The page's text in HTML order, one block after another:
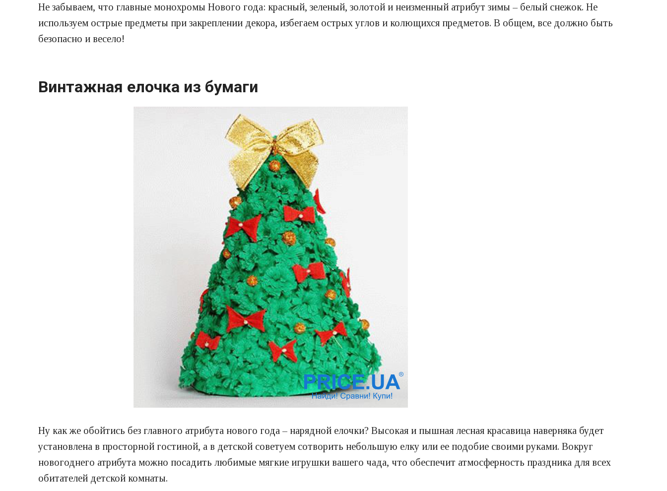
Не забываем, что главные монохромы Нового года: красный, зеленый, золотой и неизменный атрибут зимы – белый снежок. Не
используем острые предметы при закреплении декора, избегаем острых углов и колющихся предметов. В общем, все должно быть
безопасно и весело!
Винтажная елочка из бумаги
Ну как же обойтись без главного атрибута нового года – нарядной елочки? Высокая и пышная лесная красавица наверняка будет
установлена в просторной гостиной, а в детской советуем сотворить небольшую елку или ее подобие своими руками. Вокруг
новогоднего атрибута можно посадить любимые мягкие игрушки вашего чада, что обеспечит атмосферность праздника для всех
обитателей детской комнаты.